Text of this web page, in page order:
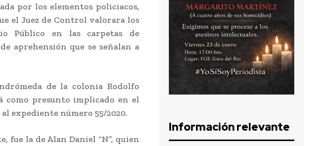
por los elementos policiacos,
el Juez de Control valorara los
Público en las carpetas de
aprehensión que se señalan a
de la colonia Rodolfo
como presunto implicado en el
expediente número 55/2020.
fue la de Alan Daniel “N”, quien
Información relevante